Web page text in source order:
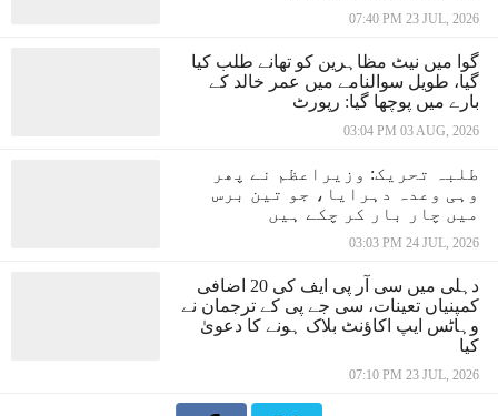
07:40 PM 23 JUL, 2026
گوا میں نیٹ مظاہرین کو تھانے طلب کیا
گیا، طویل سوالنامے میں عمر خالد کے
بارے میں پوچھا گیا: رپورٹ
03:04 PM 03 AUG, 2026
طلبہ تحریک: وزیراعظم نے پھر
وہی وعدہ دہرایا، جو تین برس
میں چار بار کر چکے ہیں
03:03 PM 24 JUL, 2026
دہلی میں سی آر پی ایف کی 20 اضافی
کمپنیاں تعینات، سی جے پی کے ترجمان نے
وہاٹس ایپ اکاؤنٹ بلاک ہونے کا دعویٰ
کیا
07:10 PM 23 JUL, 2026